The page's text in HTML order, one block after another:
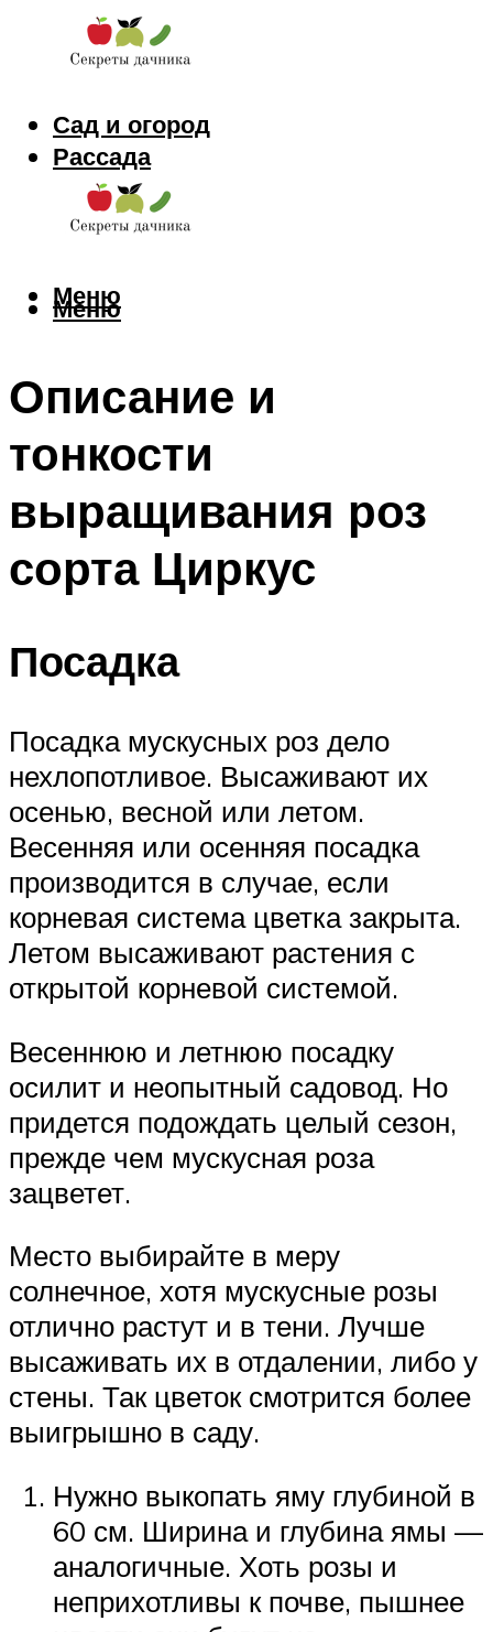
Сад и огород
Рассада
Цветы
Заготовки
Меню
Меню
Описание и
тонкости
выращивания роз
сорта Циркус
Посадка
Посадка мускусных роз дело
нехлопотливое. Высаживают их
осенью, весной или летом.
Весенняя или осенняя посадка
производится в случае, если
корневая система цветка закрыта.
Летом высаживают растения с
открытой корневой системой.
Весеннюю и летнюю посадку
осилит и неопытный садовод. Но
придется подождать целый сезон,
прежде чем мускусная роза
зацветет.
Место выбирайте в меру
солнечное, хотя мускусные розы
отлично растут и в тени. Лучше
высаживать их в отдалении, либо у
стены. Так цветок смотрится более
выигрышно в саду.
Нужно выкопать яму глубиной в
60 см. Ширина и глубина ямы —
аналогичные. Хоть розы и
неприхотливы к почве, пышнее